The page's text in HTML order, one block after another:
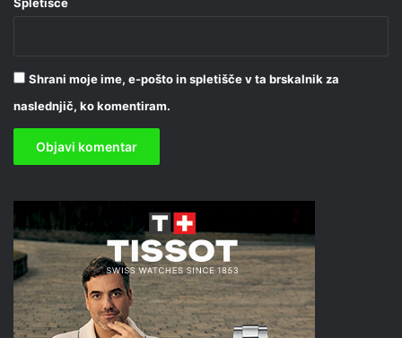
Spletišče
Shrani moje ime, e-pošto in spletišče v ta brskalnik za
naslednjič, ko komentiram.